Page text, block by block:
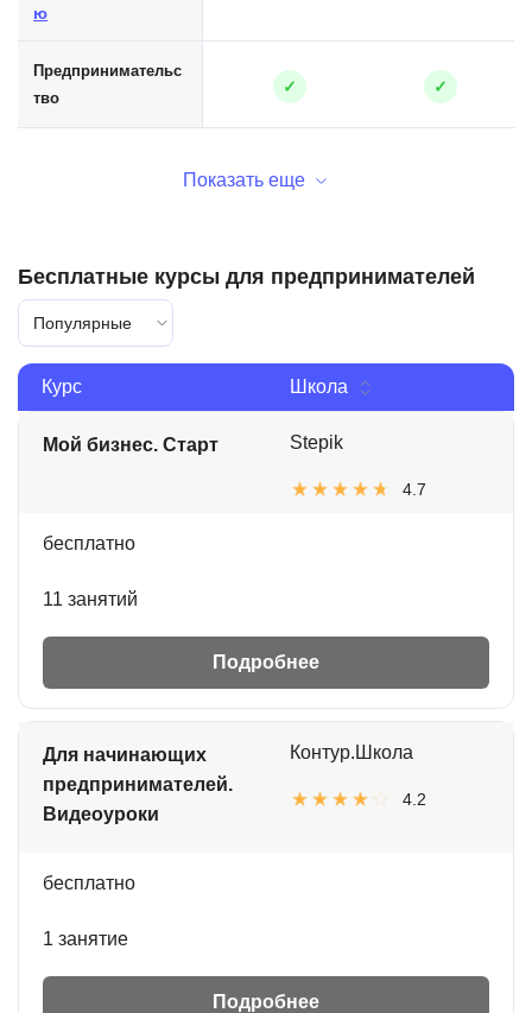
ю
Предпринимательс
тво
✓ ✓
Показать еще
Бесплатные курсы для предпринимателей
Популярные
Курс Школа
Мой бизнес. Старт Stepik
4.7
бесплатно
11 занятий
Подробнее
Для начинающих
предпринимателей.
Видеоуроки
Контур.Школа
4.2
бесплатно
1 занятие
Подробнее